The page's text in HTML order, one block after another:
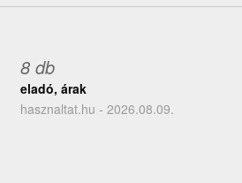
8 db
eladó, árak
hasznaltat.hu - 2026.08.09.